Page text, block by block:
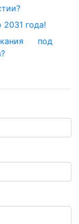
года!
под